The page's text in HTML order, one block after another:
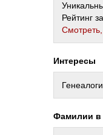
Рейтинг
Интересы
Фамилии